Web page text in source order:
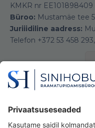
KMKR nr EE101898409
Büroo: Mustamäe tee
Juriiidiline aadress:
Telefon +372 53 458